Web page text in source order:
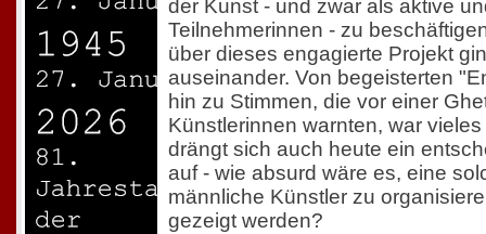
der Kunst - und zwar als aktive
Teilnehmerinnen - zu
über dieses engagierte Projekt
auseinander. Von begeisterten
hin zu Stimmen, die vor einer
Künstlerinnen warnten, war
drängt sich auch heute ein
auf - wie absurd wäre es, eine
männliche Künstler zu
gezeigt werden?